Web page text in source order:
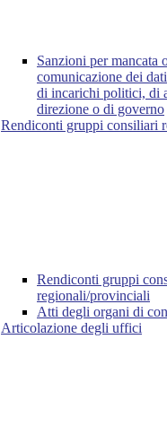
Sanzioni per mancata
comunicazione dei
di incarichi politici, di
direzione o di governo
Rendiconti gruppi consiliari
Rendiconti gruppi
regionali/provinciali
Atti degli organi di
Articolazione degli uffici